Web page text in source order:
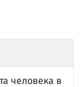
человека в